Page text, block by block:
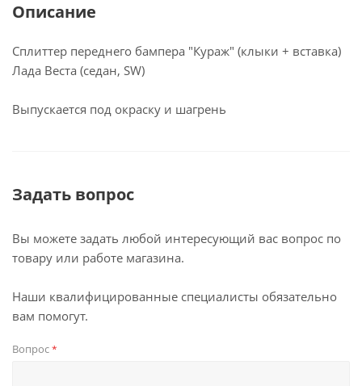
Описание
Сплиттер переднего бампера "Кураж" (клыки + вставка)
Лада Веста (седан, SW)
Выпускается под окраску и шагрень
Задать вопрос
Вы можете задать любой интересующий вас вопрос по
товару или работе магазина.
Наши квалифицированные специалисты обязательно
вам помогут.
Вопрос*